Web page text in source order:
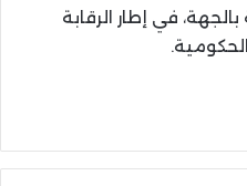
في إطار الرقابة